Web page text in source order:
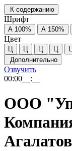
К содержанию
Шрифт
А 100% А 150%
Цвет
Ц Ц Ц Ц
Дополнительно
Озвучить
00:00 __:__
ООО